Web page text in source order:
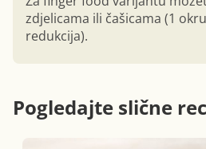
zdjelicama ili čašicama (1
redukcija).
Pogledajte slične